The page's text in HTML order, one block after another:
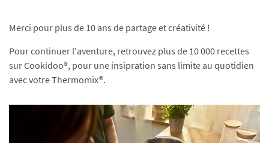
Merci pour plus de 10 ans de partage et créativité !
Pour continuer l'aventure, retrouvez plus de 10 000 recettes
sur Cookidoo®, pour une insipration sans limite au quotidien
avec votre Thermomix®.